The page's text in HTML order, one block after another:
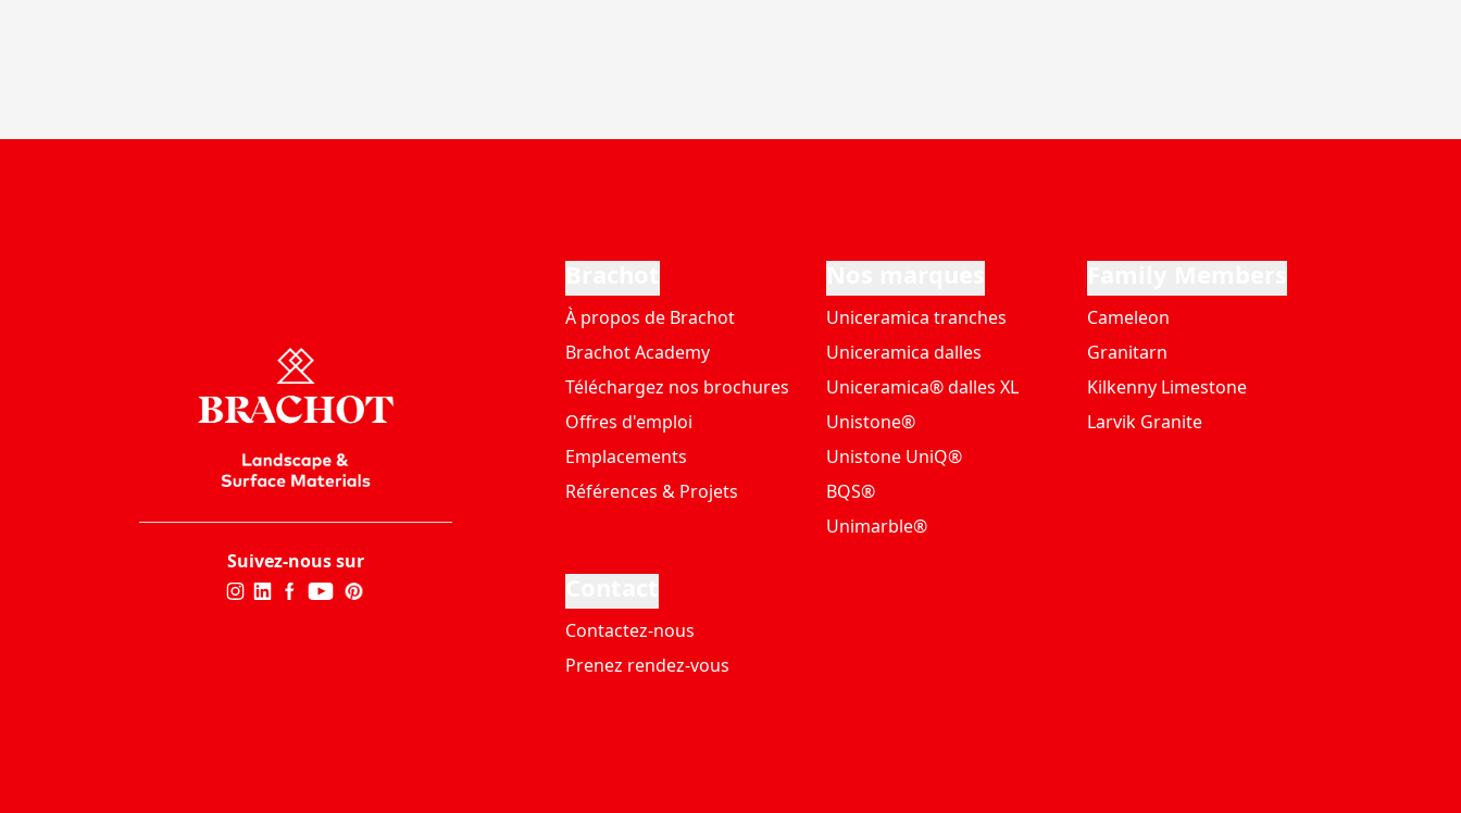
Suivez-nous sur
À propos de Brachot
Brachot Academy
Téléchargez nos brochures
Offres d'emploi
Emplacements
Références & Projets
Uniceramica tranches
Uniceramica dalles
Uniceramica® dalles XL
Unistone®
Unistone UniQ®
BQS®
Unimarble®
Cameleon
Granitarn
Kilkenny Limestone
Larvik Granite
Contactez-nous
Prenez rendez-vous